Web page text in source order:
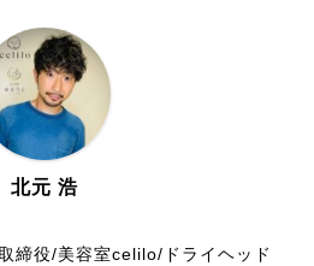
北元 浩
締役/美容室celilo/ドライヘッド